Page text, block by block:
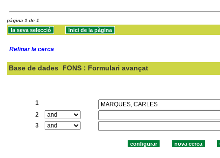
pàgina 1 de 1
Refinar la cerca
Base de dades FONS : Formulari avançat
1
2
3